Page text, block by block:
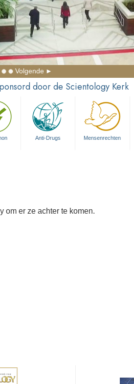
Volgende
door de Scientology Kerk
Anti-Drugs Mensen­rechten
om er ze achter te komen.